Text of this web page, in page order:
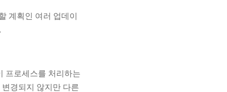
계획인 여러 업데이
프로세스를 처리하는
경되지 않지만 다른